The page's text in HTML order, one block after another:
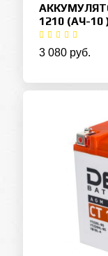
1210 (АЧ-10
3 080 руб.